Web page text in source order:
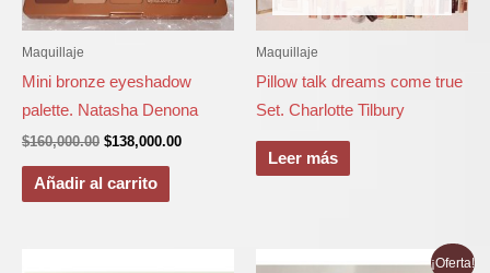
Maquillaje
Mini bronze eyeshadow
palette. Natasha Denona
$160,000.00 $138,000.00
Añadir al carrito
Maquillaje
Pillow talk dreams come true
Set. Charlotte Tilbury
Leer más
¡Oferta!